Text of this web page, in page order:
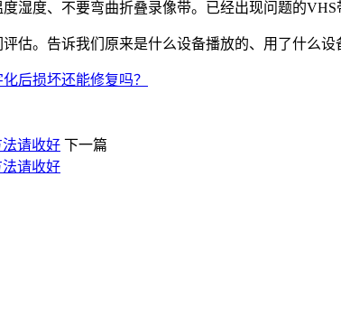
湿度、不要弯曲折叠录像带。已经出现问题的VHS
估。告诉我们原来是什么设备播放的、用了什么
后损坏还能修复吗？
请收好 下一篇
请收好